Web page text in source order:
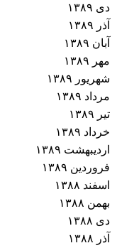
دی ۱۳۸۹
آذر ۱۳۸۹
آبان ۱۳۸۹
مهر ۱۳۸۹
شهریور ۱۳۸۹
مرداد ۱۳۸۹
تیر ۱۳۸۹
خرداد ۱۳۸۹
اردیبهشت ۱۳۸۹
فروردین ۱۳۸۹
اسفند ۱۳۸۸
بهمن ۱۳۸۸
دی ۱۳۸۸
آذر ۱۳۸۸